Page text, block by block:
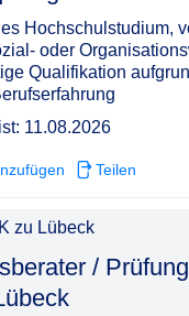
Hochschulstudium,
oder
Qualifikation
11.08.2026
Teilen
zu Lübeck
/